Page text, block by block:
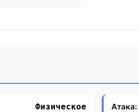
Физическое Атака: